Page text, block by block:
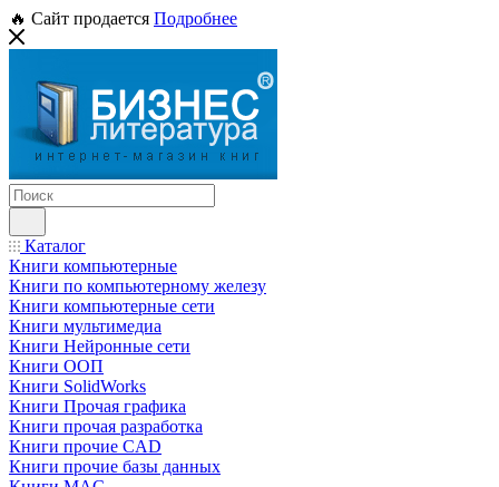
🔥 Сайт продается Подробнее
Каталог
Книги компьютерные
Книги по компьютерному железу
Книги компьютерные сети
Книги мультимедиа
Книги Нейронные сети
Книги ООП
Книги SolidWorks
Книги Прочая графика
Книги прочая разработка
Книги прочие CAD
Книги прочие базы данных